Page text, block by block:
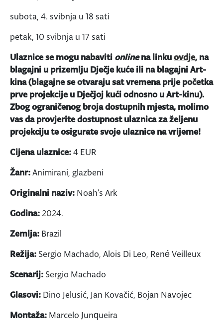
subota, 4. svibnja u 18 sati
petak, 10 svibnja u 17 sati
Ulaznice se mogu nabaviti onlinena linkuovdje, na
blagajni u prizemlju Dječje kuće ili na blagajni Art-
kina (blagajne se otvaraju sat vremena prije početka
prve projekcije u Dječjoj kući odnosno u Art-kinu).
Zbog ograničenog broja dostupnih mjesta, molimo
vas da provjerite dostupnost ulaznica za željenu
projekciju te osigurate svoje ulaznice na vrijeme!
Cijena ulaznice:4 EUR
Žanr:Animirani, glazbeni
Originalni naziv: Noah’s Ark
Godina:2024.
Zemlja: Brazil
Režija: Sergio Machado, Alois Di Leo, René Veilleux
Scenarij: Sergio Machado
Glasovi: Dino Jelusić, Jan Kovačić, Bojan Navojec
Montaža: Marcelo Junqueira